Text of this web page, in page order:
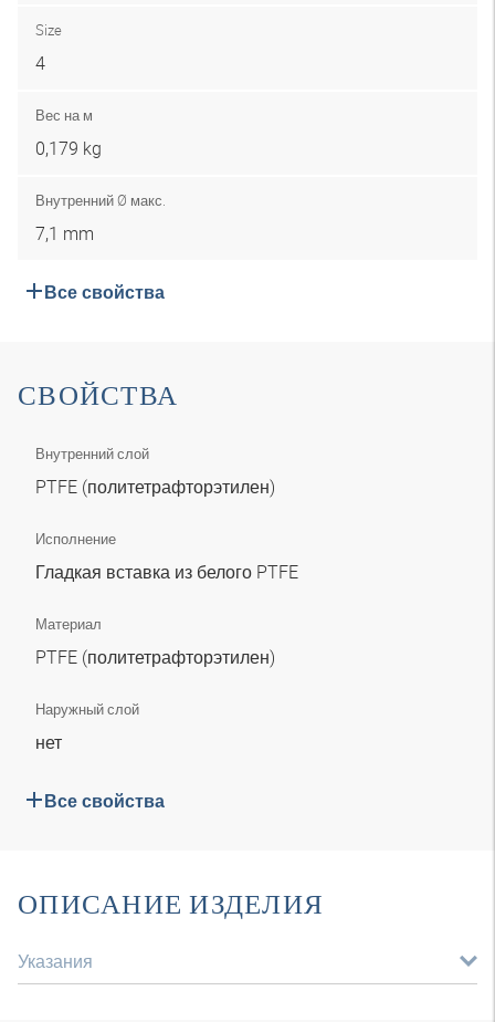
Size
4
Вес на м
0,179 kg
Внутренний Ø макс.
7,1 mm
Все свойства
СВОЙСТВА
Внутренний слой
PTFE (политетрафторэтилен)
Исполнение
Гладкая вставка из белого PTFE
Материал
PTFE (политетрафторэтилен)
Наружный слой
нет
Все свойства
ОПИСАНИЕ ИЗДЕЛИЯ
Указания